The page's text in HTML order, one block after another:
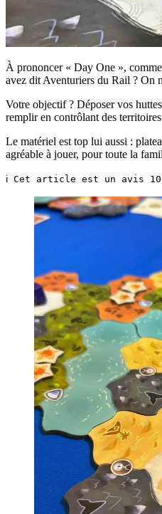
À prononcer « Day One »,
avez dit Aventuriers du Rail ? On
Votre objectif ? Déposer vos
remplir en contrôlant des
Le matériel est top lui aussi :
agréable à jouer, pour toute la
ℹ️ Cet article est un avis